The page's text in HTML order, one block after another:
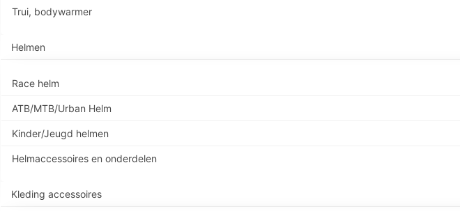
Trui, bodywarmer
Helmen
Race helm
ATB/MTB/Urban Helm
Kinder/Jeugd helmen
Helmaccessoires en onderdelen
Kleding accessoires